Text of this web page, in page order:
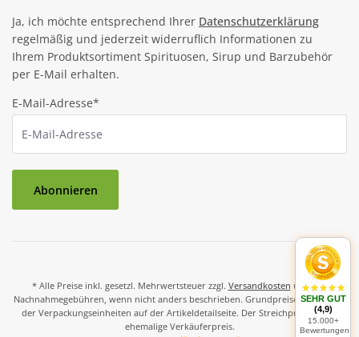
Ja, ich möchte entsprechend Ihrer Datenschutzerklärung
regelmäßig und jederzeit widerruflich Informationen zu
Ihrem Produktsortiment Spirituosen, Sirup und Barzubehör
per E-Mail erhalten.
E-Mail-Adresse*
Abonnieren
* Alle Preise inkl. gesetzl. Mehrwertsteuer zzgl. Versandkosten und ggf.
Nachnahmegebühren, wenn nicht anders beschrieben. Grundpreise und Preise
der Verpackungseinheiten auf der Artikeldetailseite. Der Streichpreis ist der
ehemalige Verkäuferpreis.
SEHR GUT
(4,9)
15.000+
Bewertungen